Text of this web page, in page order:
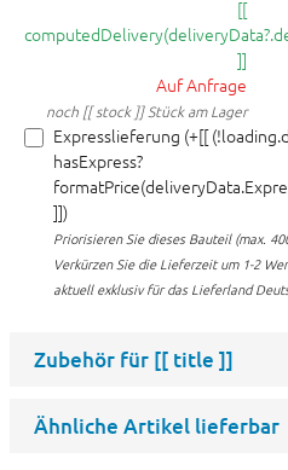
[[
]]
Auf Anfrage
noch [[ stock ]] Stück am Lager
Expresslieferung (+[[
hasExpress?
]])
Priorisieren Sie dieses Bauteil (max.
Verkürzen Sie die Lieferzeit um 1-2
aktuell exklusiv für das Lieferland
Zubehör für [[ title ]]
Ähnliche Artikel lieferbar